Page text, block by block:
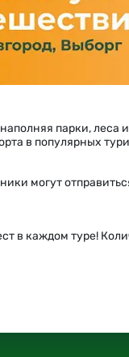
парки,
в популярных
могут
в каждом туре!